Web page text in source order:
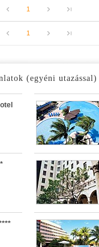
1
1
(egyéni utazással)